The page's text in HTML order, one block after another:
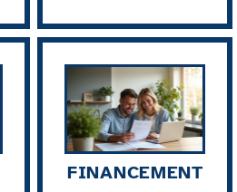
FINANCEMENT